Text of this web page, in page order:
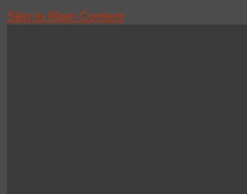
Skip to Main Content